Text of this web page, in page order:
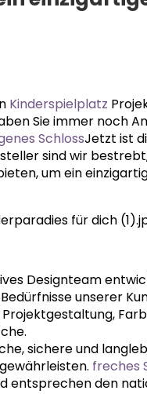
Kinderspielplatz
Sie immer noch
SchlossJetzt ist
sind wir
um ein
Designteam
unserer
sichere und
freches
entsprechen den